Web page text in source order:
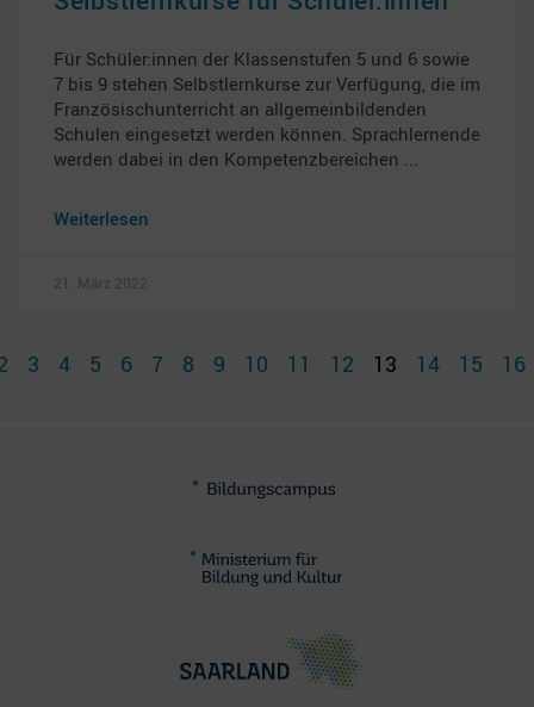
Für Schüler:innen der Klassenstufen 5 und 6 sowie
7 bis 9 stehen Selbstlernkurse zur Verfügung, die im
Französischunterricht an allgemeinbildenden
Schulen eingesetzt werden können. Sprachlernende
werden dabei in den Kompetenzbereichen
Weiterlesen
21. März 2022
3 4 5 6 7 8 9 10 11 12 13 14 15 16